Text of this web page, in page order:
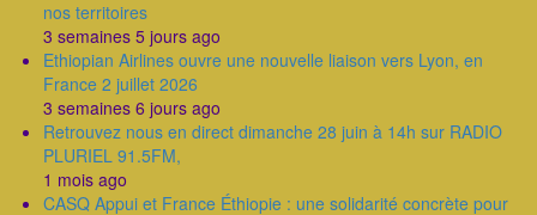
nos territoires
3 semaines 5 jours ago
Ethiopian Airlines ouvre une nouvelle liaison vers Lyon, en
France 2 juillet 2026
3 semaines 6 jours ago
Retrouvez nous en direct dimanche 28 juin à 14h sur RADIO
PLURIEL 91.5FM,
1 mois ago
CASQ Appui et France Éthiopie : une solidarité concrète pour